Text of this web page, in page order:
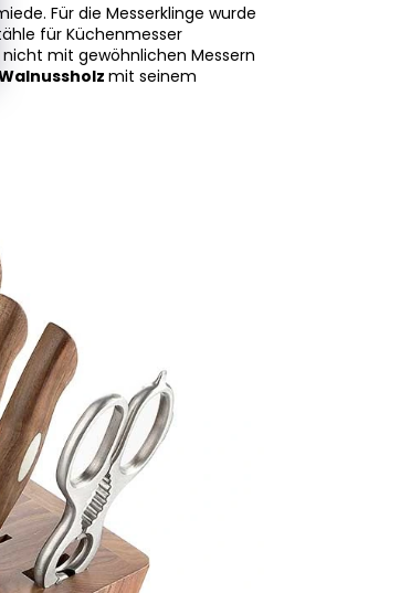
Für die Messerklinge wurde
für Küchenmesser
mit gewöhnlichen Messern
mit seinem